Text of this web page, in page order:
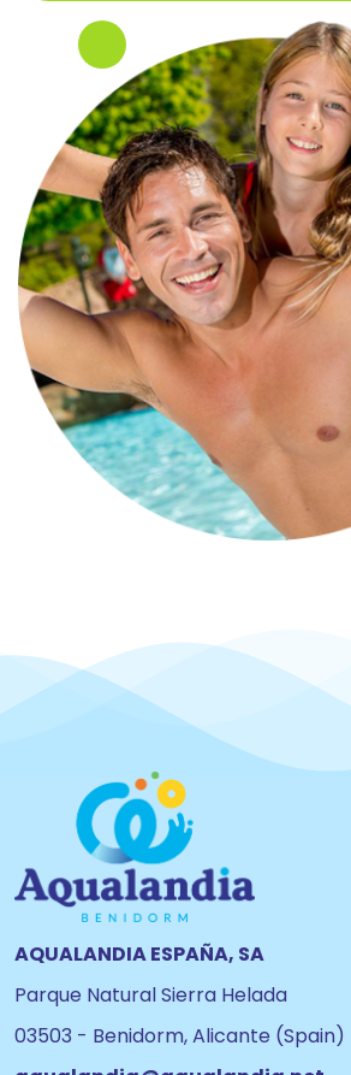
AQUALANDIA ESPAÑA, SA
Parque Natural Sierra Helada
03503 - Benidorm, Alicante (Spain)